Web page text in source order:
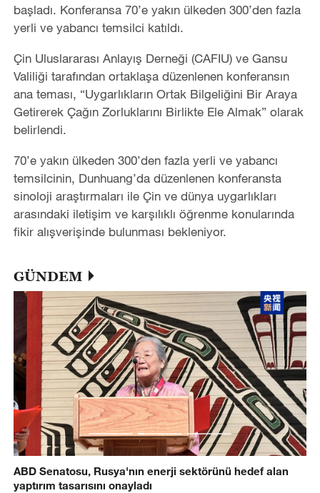
başladı. Konferansa 70’e yakın ülkeden 300’den fazla
yerli ve yabancı temsilci katıldı.
Çin Uluslararası Anlayış Derneği (CAFIU) ve Gansu
Valiliği tarafından ortaklaşa düzenlenen konferansın
ana teması, “Uygarlıkların Ortak Bilgeliğini Bir Araya
Getirerek Çağın Zorluklarını Birlikte Ele Almak” olarak
belirlendi.
70’e yakın ülkeden 300’den fazla yerli ve yabancı
temsilcinin, Dunhuang’da düzenlenen konferansta
sinoloji araştırmaları ile Çin ve dünya uygarlıkları
arasındaki iletişim ve karşılıklı öğrenme konularında
fikir alışverişinde bulunması bekleniyor.
GÜNDEM
ABD Senatosu, Rusya'nın enerji sektörünü hedef alan
yaptırım tasarısını onayladı